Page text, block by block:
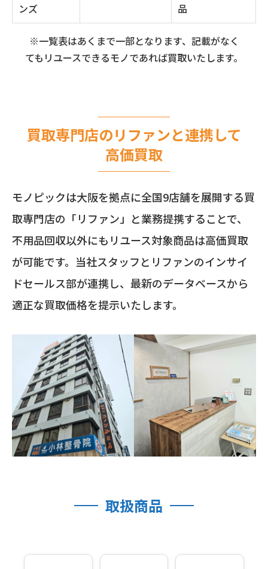
ンズ
品
※一覧表はあくまで一部となります、記載がなく
てもリユースできるモノであれば買取いたします。
買取専門店のリファンと連携して
高価買取
モノピックは大阪を拠点に全国9店舗を展開する買
取専門店の「リファン」と業務提携することで、
不用品回収以外にもリユース対象商品は高価買取
が可能です。当社スタッフとリファンのインサイ
ドセールス部が連携し、最新のデータベースから
適正な買取価格を提示いたします。
取扱商品